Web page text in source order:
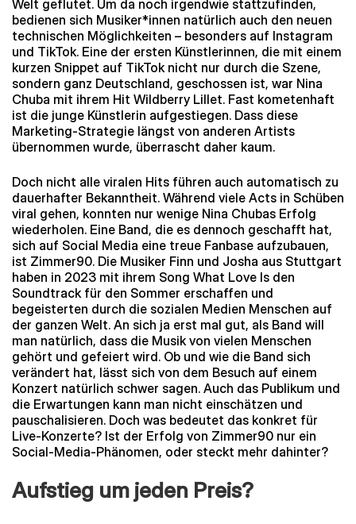
Welt geflutet. Um da noch irgendwie stattzufinden,
bedienen sich Musiker*innen natürlich auch den neuen
technischen Möglichkeiten – besonders auf Instagram
und TikTok. Eine der ersten Künstlerinnen, die mit einem
kurzen Snippet auf TikTok nicht nur durch die Szene,
sondern ganz Deutschland, geschossen ist, war Nina
Chuba mit ihrem Hit Wildberry Lillet. Fast kometenhaft
ist die junge Künstlerin aufgestiegen. Dass diese
Marketing-Strategie längst von anderen Artists
übernommen wurde, überrascht daher kaum.
Doch nicht alle viralen Hits führen auch automatisch zu
dauerhafter Bekanntheit. Während viele Acts in Schüben
viral gehen, konnten nur wenige Nina Chubas Erfolg
wiederholen. Eine Band, die es dennoch geschafft hat,
sich auf Social Media eine treue Fanbase aufzubauen,
ist Zimmer90. Die Musiker Finn und Josha aus Stuttgart
haben in 2023 mit ihrem Song What Love Is den
Soundtrack für den Sommer erschaffen und
begeisterten durch die sozialen Medien Menschen auf
der ganzen Welt. An sich ja erst mal gut, als Band will
man natürlich, dass die Musik von vielen Menschen
gehört und gefeiert wird. Ob und wie die Band sich
verändert hat, lässt sich von dem Besuch auf einem
Konzert natürlich schwer sagen. Auch das Publikum und
die Erwartungen kann man nicht einschätzen und
pauschalisieren. Doch was bedeutet das konkret für
Live-Konzerte? Ist der Erfolg von Zimmer90 nur ein
Social-Media-Phänomen, oder steckt mehr dahinter?
Aufstieg um jeden Preis?